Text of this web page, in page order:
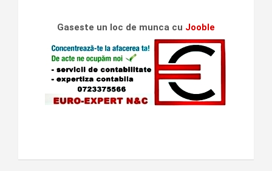
Gaseste un loc de munca cu Jooble